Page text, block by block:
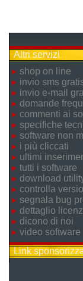
Altri servizi
shop on line
invio sms
invio e-mail
domande
commenti ai
specifiche
software non
i più cliccati
ultimi
tutti i software
download
controlla
segnala bug
dettaglio
dicono di noi
video software
Link